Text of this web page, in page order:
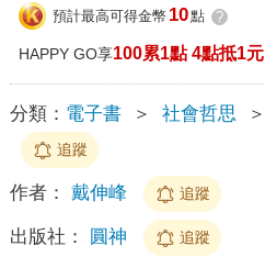
預計最高可得金幣 10點 ?
HAPPY GO享100累1點 4點抵1元
分類： 電子書 ＞ 社會哲思 ＞
追蹤
作者： 戴伸峰 追蹤
出版社： 圓神 追蹤